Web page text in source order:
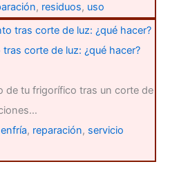
, residuos, uso
corte de luz: ¿qué hacer?
de tu frigorífico tras un corte de
, reparación, servicio